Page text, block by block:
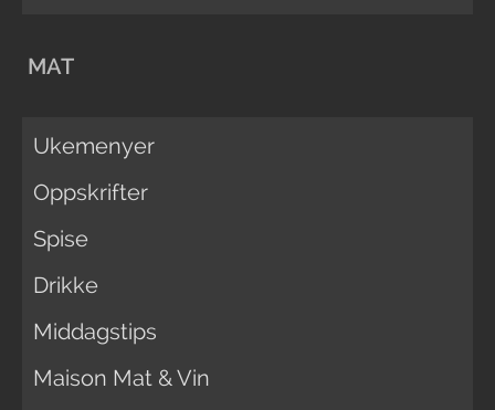
MAT
Ukemenyer
Oppskrifter
Spise
Drikke
Middagstips
Maison Mat & Vin